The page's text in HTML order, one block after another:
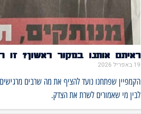
ראיתם אותנו במקור ראשון? זו
19 באפריל 2026
הקמפיין שפתחנו נועד להציף את מה שרבים
לבין מי שאמורים לשרת את הצדק.